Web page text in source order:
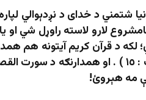
شتمني د خداى د نږدېوالي
لارو لاسته راوړل شي او
مه هېروئ!